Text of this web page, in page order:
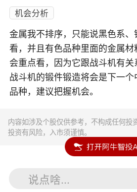
机会分析
金属我不排序，只能说黑色系、
看，并且有色品种里面的金属
会重点看，因为它跟战斗机有关
战斗机的锻件锻造将会是下一
品种，建议把握机会。
内容如涉及个股仅供参考，不构成任何投
投资有风险，入市须谨慎。
说点啥...